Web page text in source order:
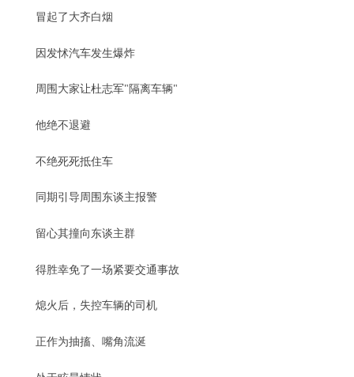
冒起了大齐白烟
因发怵汽车发生爆炸
周围大家让杜志军"隔离车辆"
他绝不退避
不绝死死抵住车
同期引导周围东谈主报警
留心其撞向东谈主群
得胜幸免了一场紧要交通事故
熄火后，失控车辆的司机
正作为抽搐、嘴角流涎